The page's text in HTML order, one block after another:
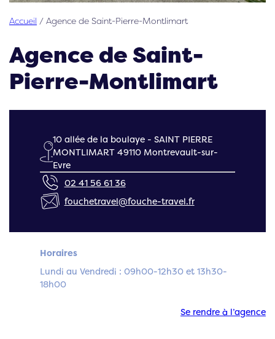
Accueil / Agence de Saint-Pierre-Montlimart
Agence de Saint-
Pierre-Montlimart
10 allée de la boulaye - SAINT PIERRE
MONTLIMART 49110 Montrevault-sur-
Evre
02 41 56 61 36
fouchetravel@fouche-travel.fr
Horaires
Lundi au Vendredi : 09h00-12h30 et 13h30-
18h00
Se rendre à l’agence